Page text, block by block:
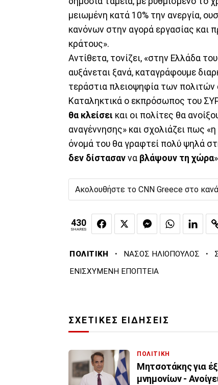
μειωμένη κατά 10% την ανεργία,
κανόνων στην αγορά εργασίας και
κράτους».
Αντίθετα, τονίζει, «στην Ελλάδα
αυξάνεται ξανά, καταγράφουμε
τεράστια πλειοψηφία των πολιτών
Καταληκτικά ο εκπρόσωπος του
θα κλείσει και οι πολίτες θα
αναγέννησης» και σχολιάζει πως
όνομά του θα γραφτεί πολύ ψηλά
δεν δίστασαν να βλάψουν τη χώρα
Ακολουθήστε το CNN Greece στο
430
SHARES
ΠΟΛΙΤΙΚΗ · ΝΑΣΟΣ ΗΛΙΟΠΟΥΛΟΣ ·
ΕΝΙΣΧΥΜΕΝΗ ΕΠΟΠΤΕΙΑ
ΣΧΕΤΙΚΕΣ ΕΙΔΗΣΕΙΣ
ΠΟΛΙΤΙΚΗ
Μητσοτάκης για
μνημονίων -